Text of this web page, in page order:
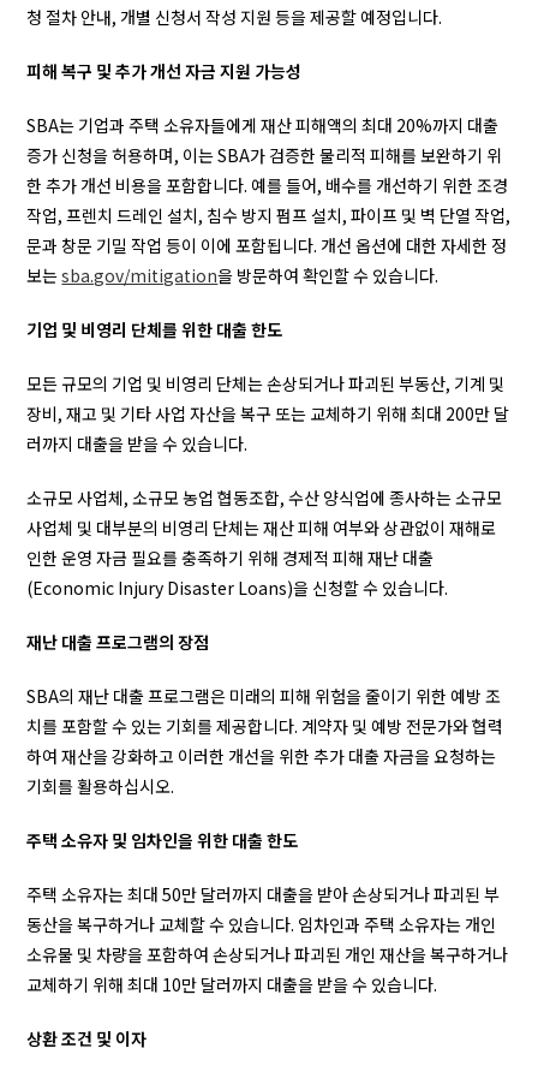
청 절차 안내, 개별 신청서 작성 지원 등을 제공할 예정입니다.
피해 복구 및 추가 개선 자금 지원 가능성
SBA는 기업과 주택 소유자들에게 재산 피해액의 최대 20%까지 대출
증가 신청을 허용하며, 이는 SBA가 검증한 물리적 피해를 보완하기 위
한 추가 개선 비용을 포함합니다. 예를 들어, 배수를 개선하기 위한 조경
작업, 프렌치 드레인 설치, 침수 방지 펌프 설치, 파이프 및 벽 단열 작업,
문과 창문 기밀 작업 등이 이에 포함됩니다. 개선 옵션에 대한 자세한 정
보는sba.gov/mitigation을 방문하여 확인할 수 있습니다.
기업 및 비영리 단체를 위한 대출 한도
모든 규모의 기업 및 비영리 단체는 손상되거나 파괴된 부동산, 기계 및
장비, 재고 및 기타 사업 자산을 복구 또는 교체하기 위해 최대 200만 달
러까지 대출을 받을 수 있습니다.
소규모 사업체, 소규모 농업 협동조합, 수산 양식업에 종사하는 소규모
사업체 및 대부분의 비영리 단체는 재산 피해 여부와 상관없이 재해로
인한 운영 자금 필요를 충족하기 위해 경제적 피해 재난 대출
(Economic Injury Disaster Loans)을 신청할 수 있습니다.
재난 대출 프로그램의 장점
SBA의 재난 대출 프로그램은 미래의 피해 위험을 줄이기 위한 예방 조
치를 포함할 수 있는 기회를 제공합니다. 계약자 및 예방 전문가와 협력
하여 재산을 강화하고 이러한 개선을 위한 추가 대출 자금을 요청하는
기회를 활용하십시오.
주택 소유자 및 임차인을 위한 대출 한도
주택 소유자는 최대 50만 달러까지 대출을 받아 손상되거나 파괴된 부
동산을 복구하거나 교체할 수 있습니다. 임차인과 주택 소유자는 개인
소유물 및 차량을 포함하여 손상되거나 파괴된 개인 재산을 복구하거나
교체하기 위해 최대 10만 달러까지 대출을 받을 수 있습니다.
상환 조건 및 이자